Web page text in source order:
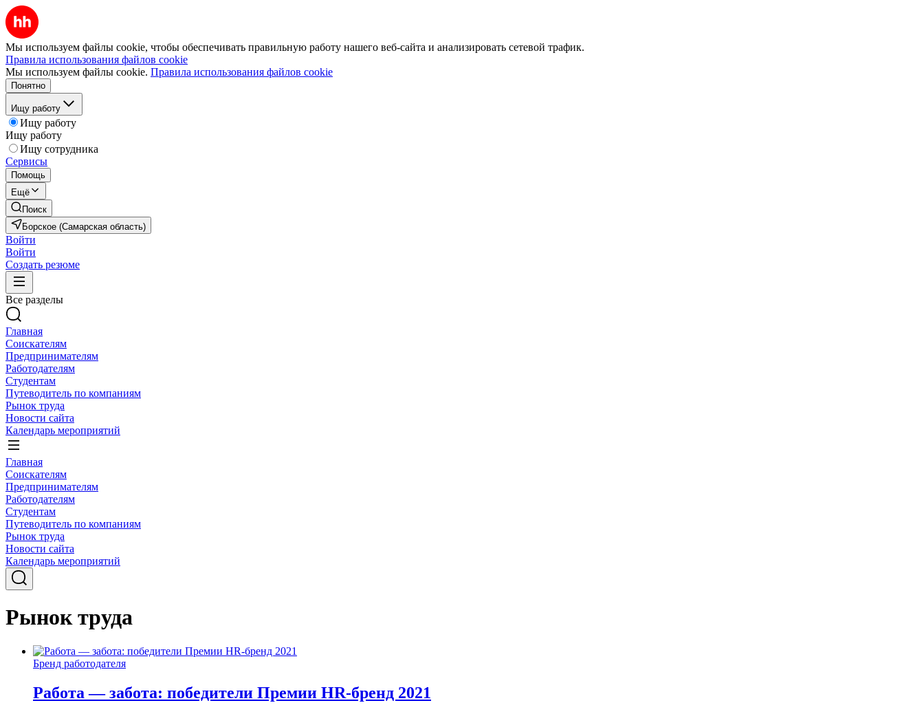
Мы используем файлы cookie, чтобы обеспечивать правильную работу нашего веб-сайта и анализировать сетевой трафик.
Правила использования файлов cookie
Мы используем файлы cookie. Правила использования файлов cookie
Понятно
Ищу работу
Ищу работу
Ищу работу
Ищу сотрудника
Сервисы
Помощь
Ещё
Поиск
Борское (Самарская область)
Войти
Войти
Создать резюме
Все разделы
Главная
Соискателям
Предпринимателям
Работодателям
Студентам
Путеводитель по компаниям
Рынок труда
Новости сайта
Календарь мероприятий
Главная
Соискателям
Предпринимателям
Работодателям
Студентам
Путеводитель по компаниям
Рынок труда
Новости сайта
Календарь мероприятий
Рынок труда
Бренд работодателя
Работа — забота: победители Премии HR-бренд 2021